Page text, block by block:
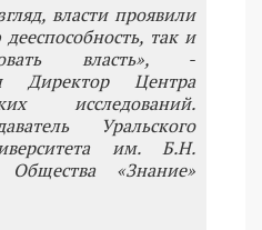
власти проявили
так и
власть», -
Директор Центра
исследований.
Уральского
им. Б.Н.
«Знание»